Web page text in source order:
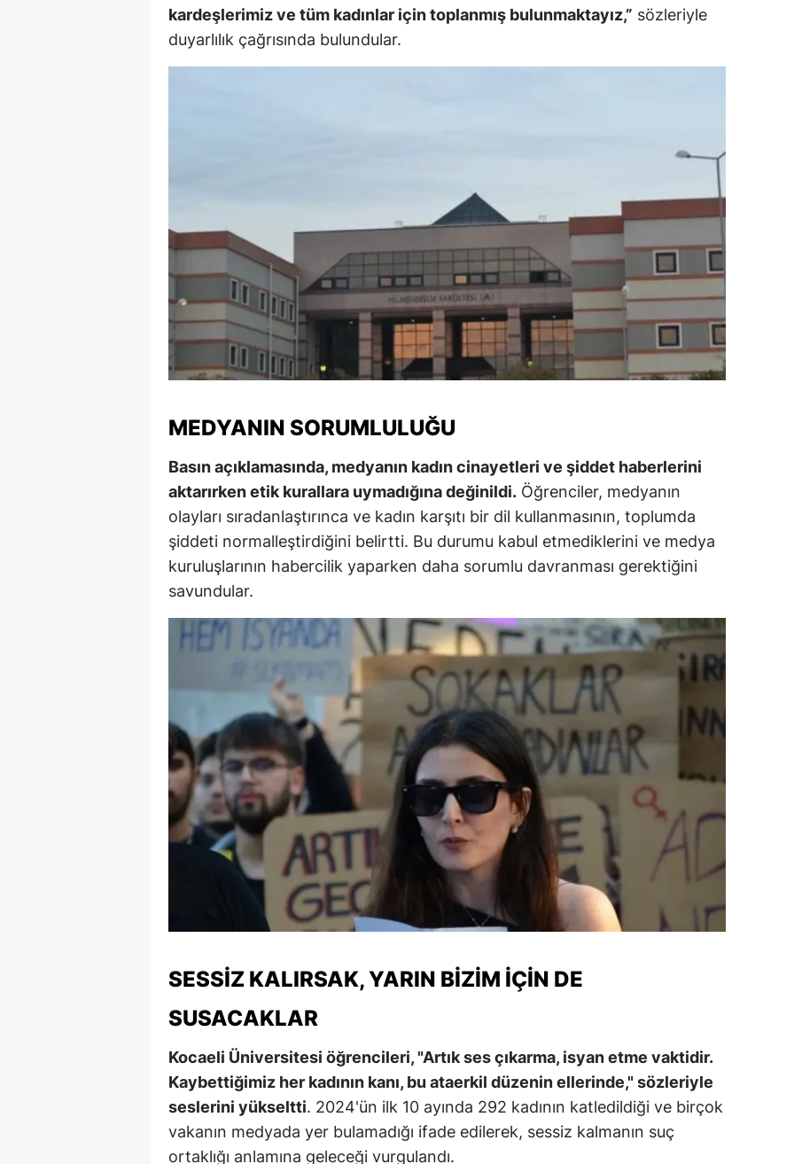
kardeşlerimiz ve tüm kadınlar için toplanmış bulunmaktayız,” sözleriyle
duyarlılık çağrısında bulundular.
MEDYANIN SORUMLULUĞU
Basın açıklamasında, medyanın kadın cinayetleri ve şiddet haberlerini
aktarırken etik kurallara uymadığına değinildi. Öğrenciler, medyanın
olayları sıradanlaştırınca ve kadın karşıtı bir dil kullanmasının, toplumda
şiddeti normalleştirdiğini belirtti. Bu durumu kabul etmediklerini ve medya
kuruluşlarının habercilik yaparken daha sorumlu davranması gerektiğini
savundular.
SESSIZ KALIRSAK, YARIN BIZIM İÇIN DE
SUSACAKLAR
Kocaeli Üniversitesi öğrencileri, "Artık ses çıkarma, isyan etme vaktidir.
Kaybettiğimiz her kadının kanı, bu ataerkil düzenin ellerinde," sözleriyle
seslerini yükseltti. 2024'ün ilk 10 ayında 292 kadının katledildiği ve birçok
vakanın medyada yer bulamadığı ifade edilerek, sessiz kalmanın suç
ortaklığı anlamına geleceği vurgulandı.